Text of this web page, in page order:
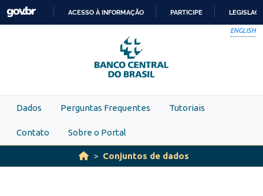
Skip to main content
PARA
O
CONTEÚDO
ACESSO À INFORMAÇÃO PARTICIPE
ENGLISH
Dados Perguntas Frequentes Tutoriais
Contato Sobre o Portal
Conjuntos de dados